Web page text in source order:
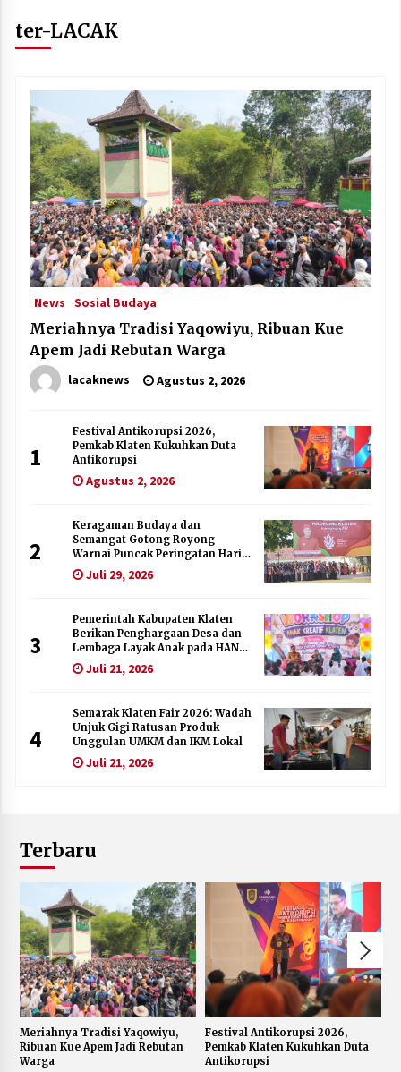
ter-LACAK
News Sosial Budaya
Meriahnya Tradisi Yaqowiyu, Ribuan Kue
Apem Jadi Rebutan Warga
lacaknews Agustus 2, 2026
1
Festival Antikorupsi 2026,
Pemkab Klaten Kukuhkan Duta
Antikorupsi
Agustus 2, 2026
2
Keragaman Budaya dan
Semangat Gotong Royong
Warnai Puncak Peringatan Hari
Jadi Klaten ke-222
Juli 29, 2026
3
Pemerintah Kabupaten Klaten
Berikan Penghargaan Desa dan
Lembaga Layak Anak pada HAN
2026Juli 21, 2026
4
Semarak Klaten Fair 2026: Wadah
Unjuk Gigi Ratusan Produk
Unggulan UMKM dan IKM Lokal
Juli 21, 2026
Terbaru
Meriahnya Tradisi Yaqowiyu,
Ribuan Kue Apem Jadi Rebutan
Warga
Festival Antikorupsi 2026,
Pemkab Klaten Kukuhkan Duta
Antikorupsi